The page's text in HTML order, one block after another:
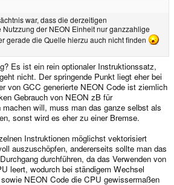
war, dass die derzeitigen
der NEON Einheit nur ganzzahlige
gerade die Quelle hierzu auch nicht finden
Es ist ein rein optionaler Instruktionssatz,
nicht. Der springende Punkt liegt eher bei
von GCC generierte NEON Code ist ziemlich
Gebrauch von NEON zB für
machen will, muss man das ganze selbst als
sonst wird es eher zu einer Bremse.
Instruktionen möglichst vektorisiert
auszuschöpfen, andererseits sollte man das
durchführen, da das Verwenden von
leert, wodurch bei ständigem Wechsel
NEON Code die CPU gewissermaßen